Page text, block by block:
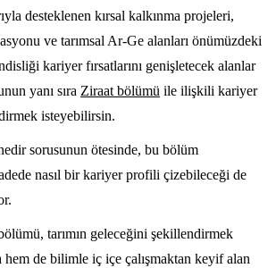
desteklenen kırsal kalkınma projeleri,
ve tarımsal Ar-Ge alanları önümüzdeki
kariyer fırsatlarını genişletecek alanlar
yanı sıra Ziraat bölümü ile ilişkili kariyer
isteyebilirsin.
sorusunun ötesinde, bu bölüm
nasıl bir kariyer profili çizebileceği de
tarımın geleceğini şekillendirmek
hem de bilimle iç içe çalışmaktan keyif alan